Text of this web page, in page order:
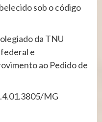
sob o código
da TNU
e
ao Pedido de
MG